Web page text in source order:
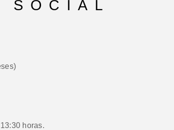
SOCIAL
horas.